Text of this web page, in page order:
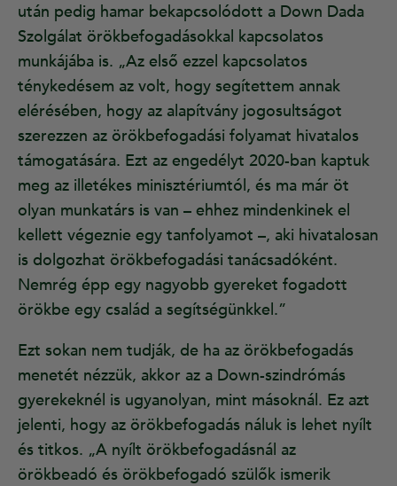
után pedig hamar bekapcsolódott a Down Dada
Szolgálat örökbefogadásokkal kapcsolatos
munkájába is. „Az első ezzel kapcsolatos
ténykedésem az volt, hogy segítettem annak
elérésében, hogy az alapítvány jogosultságot
szerezzen az örökbefogadási folyamat hivatalos
támogatására. Ezt az engedélyt 2020-ban kaptuk
meg az illetékes minisztériumtól, és ma már öt
olyan munkatárs is van – ehhez mindenkinek el
kellett végeznie egy tanfolyamot –, aki hivatalosan
is dolgozhat örökbefogadási tanácsadóként.
Nemrég épp egy nagyobb gyereket fogadott
örökbe egy család a segítségünkkel.”
Ezt sokan nem tudják, de ha az örökbefogadás
menetét nézzük, akkor az a Down-szindrómás
gyerekeknél is ugyanolyan, mint másoknál. Ez azt
jelenti, hogy az örökbefogadás náluk is lehet nyílt
és titkos. „A nyílt örökbefogadásnál az
örökbeadó és örökbefogadó szülők ismerik